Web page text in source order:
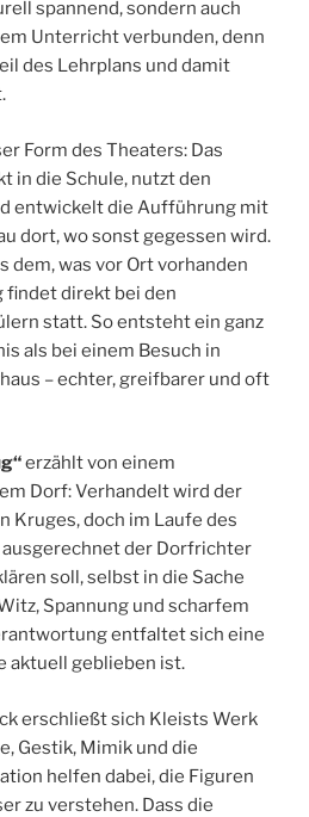
spannend, sondern auch
Unterricht verbunden, denn
des Lehrplans und damit
Form des Theaters: Das
in die Schule, nutzt den
entwickelt die Aufführung mit
dort, wo sonst gegessen wird.
dem, was vor Ort vorhanden
findet direkt bei den
statt. So entsteht ein ganz
als bei einem Besuch in
– echter, greifbarer und oft
erzählt von einem
Dorf: Verhandelt wird der
Kruges, doch im Laufe des
ausgerechnet der Dorfrichter
soll, selbst in die Sache
Spannung und scharfem
entfaltet sich eine
aktuell geblieben ist.
erschließt sich Kleists Werk
Gestik, Mimik und die
helfen dabei, die Figuren
zu verstehen. Dass die